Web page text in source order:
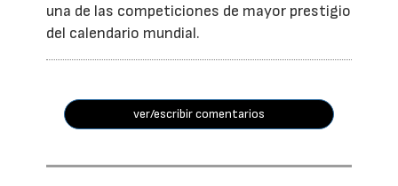
una de las competiciones de mayor prestigio
del calendario mundial.
ver/escribir comentarios